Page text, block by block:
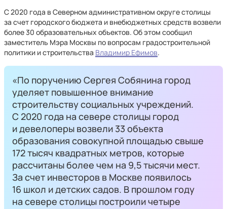
С 2020 года в Северном административном округе столицы
за счет городского бюджета и внебюджетных средств возвели
более 30 образовательных объектов. Об этом сообщил
заместитель Мэра Москвы по вопросам градостроительной
политики и строительства Владимир Ефимов.
«По поручению Сергея Собянина город
уделяет повышенное внимание
строительству социальных учреждений.
С 2020 года на севере столицы город
и девелоперы возвели 33 объекта
образования совокупной площадью свыше
172 тысяч квадратных метров, которые
рассчитаны более чем на 9,5 тысячи мест.
За счет инвесторов в Москве появилось
16 школ и детских садов. В прошлом году
на севере столицы построили четыре